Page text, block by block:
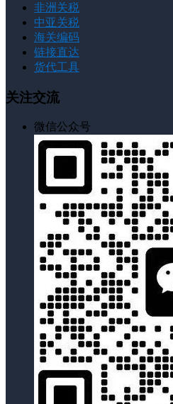
非洲关税
中亚关税
海关编码
链接直达
货代工具
关注交流
微信公众号